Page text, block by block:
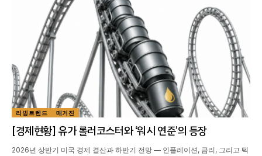
리빙트렌드 매거진
[경제현황] 유가 롤러코스터와 ‘워시 연준’의 등장
2026년 상반기 미국 경제 결산과 하반기 전망 — 인플레이션, 금리, 그리고 텍